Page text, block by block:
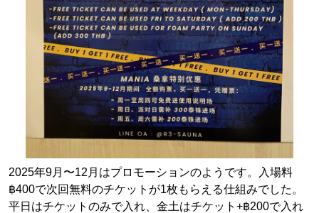
2025年9月〜12月はプロモーションのようです。入場料
฿400で次回無料のチケットが1枚もらえる仕組みでした。
平日はチケットのみで入れ、金土はチケット+฿200で入れ